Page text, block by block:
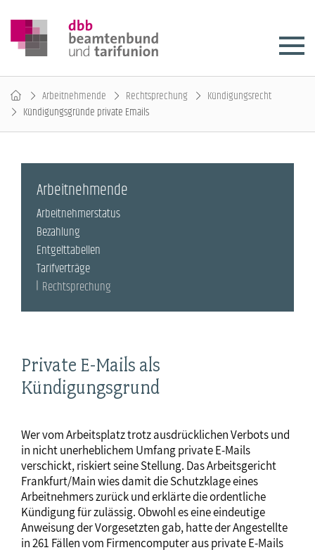
Arbeitnehmende Rechtsprechung
Kündigungsrecht
Kündigungsgründe private Emails
Private E-Mails als
Kündigungsgrund
Wer vom Arbeitsplatz trotz ausdrücklichen Verbots und
in nicht unerheblichem Umfang private E-Mails
verschickt, riskiert seine Stellung. Das Arbeitsgericht
Frankfurt/Main wies damit die Schutzklage eines
Arbeitnehmers zurück und erklärte die ordentliche
Kündigung für zulässig. Obwohl es eine eindeutige
Anweisung der Vorgesetzten gab, hatte der Angestellte
in 261 Fällen vom Firmencomputer aus private E-Mails
Arbeitnehmende
Arbeitnehmerstatus
Bezahlung
Entgelttabellen
Tarifverträge
Rechtsprechung